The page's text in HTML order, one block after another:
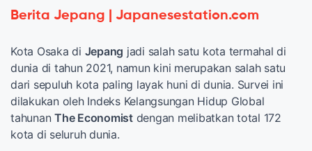
Berita Jepang | Japanesestation.com
Kota Osaka di Jepang jadi salah satu kota termahal di
dunia di tahun 2021, namun kini merupakan salah satu
dari sepuluh kota paling layak huni di dunia. Survei ini
dilakukan oleh Indeks Kelangsungan Hidup Global
tahunan The Economistdengan melibatkan total 172
kota di seluruh dunia.